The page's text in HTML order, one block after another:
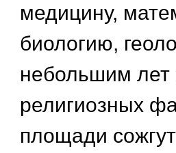
медицину,
биологию,
небольшим лет
религиозных
площади